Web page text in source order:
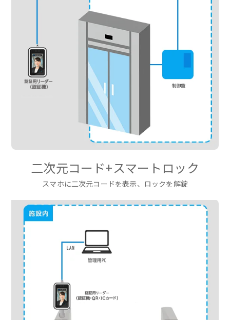
二次元コード+スマートロック
スマホに二次元コードを表示、ロックを解錠